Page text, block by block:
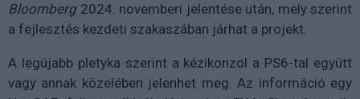
Bloomberg2024. novemberi jelentése után, mely szerint
a fejlesztés kezdeti szakaszában járhat a projekt.
A legújabb pletyka szerint a kézikonzol a PS6-tal együtt
vagy annak közelében jelenhet meg. Az információ egy